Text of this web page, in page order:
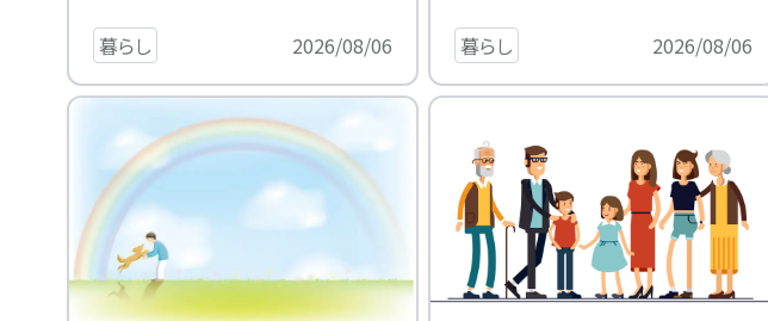
暮らし 2026/08/06 暮らし 2026/08/06